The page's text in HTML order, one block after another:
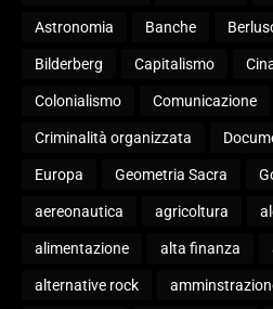
Astronomia Banche
Bilderberg Capitalismo
Colonialismo Comunicazione
Criminalità organizzata
Europa Geometria Sacra
aereonautica agricoltura
alimentazione alta finanza
alternative rock